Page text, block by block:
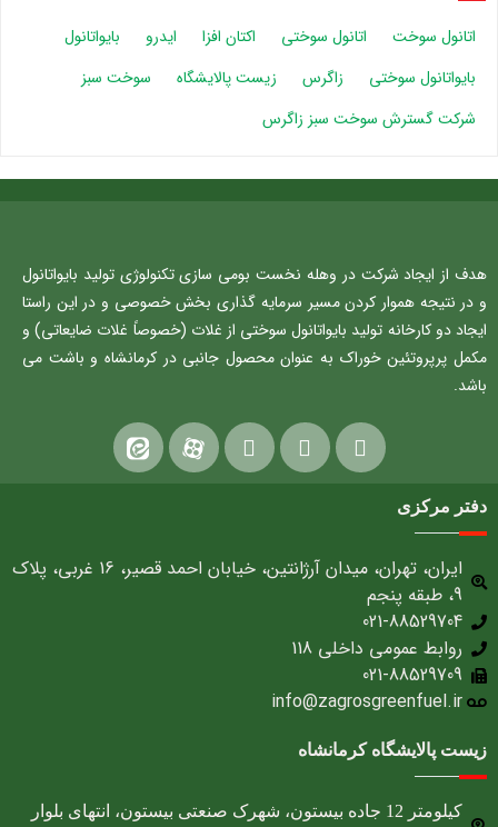
اتانول سوخت اتانول سوختی اکتان افزا ایدرو
بایواتانول
بایواتانول سوختی
زاگرس زیست پالایشگاه
سوخت سبز
شرکت گسترش سوخت سبز زاگرس
هدف از ایجاد شرکت در وهله نخست بومی سازی تکنولوژی تولید بایواتانول
و در نتیجه هموار کردن مسیر سرمایه گذاری بخش خصوصی و در این راستا
ایجاد دو کارخانه تولید بایواتانول سوختی از غلات (خصوصاً غلات ضایعاتی) و
مکمل پرپروتئین خوراک به عنوان محصول جانبی در کرمانشاه و باشت می
باشد.
دفتر مرکزی
ایران، تهران، میدان آرژانتین، خیابان احمد قصیر، 16 غربی، پلاک
9، طبقه پنجم
021-88529704
روابط عمومی داخلی 118
021-88529709
info@zagrosgreenfuel.ir​
زیست پالایشگاه کرمانشاه
کیلومتر 12 جاده بیستون، شهرک صنعتی بیستون، انتهای بلوار